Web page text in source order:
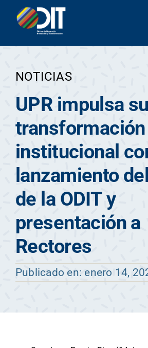
Saltar
contenido
NOTICIAS
UPR impulsa su
transformación
institucional
lanzamiento
de la ODIT y
presentación a
Rectores
Publicado en: enero 14,